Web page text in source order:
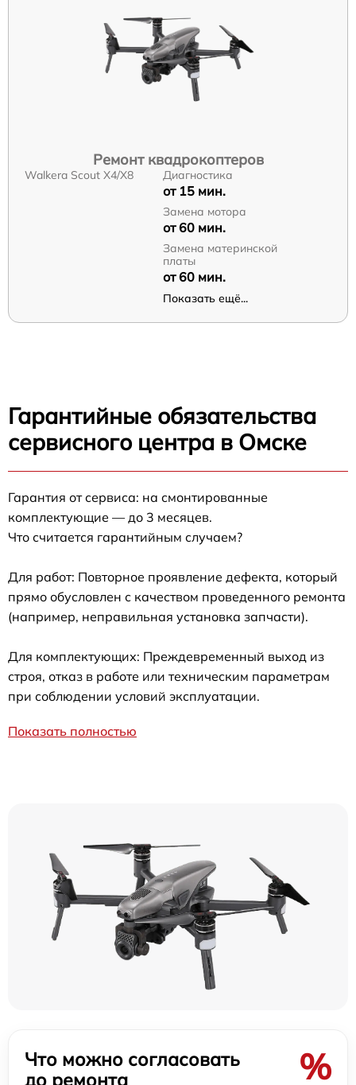
Ремонт квадрокоптеров
Walkera Scout X4/X8 Диагностика
от 15 мин.
Замена мотора
от 60 мин.
Замена материнской
платы
от 60 мин.
Показать ещё...
Гарантийные обязательства
сервисного центра в Омске
Гарантия от сервиса: на смонтированные
комплектующие — до 3 месяцев.
Что считается гарантийным случаем?
Для работ: Повторное проявление дефекта, который
прямо обусловлен с качеством проведенного ремонта
(например, неправильная установка запчасти).
Для комплектующих: Преждевременный выход из
строя, отказ в работе или техническим параметрам
при соблюдении условий эксплуатации.
Показать полностью
Что можно согласовать
до ремонта
%